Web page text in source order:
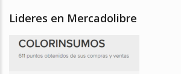
Lideres en Mercadolibre